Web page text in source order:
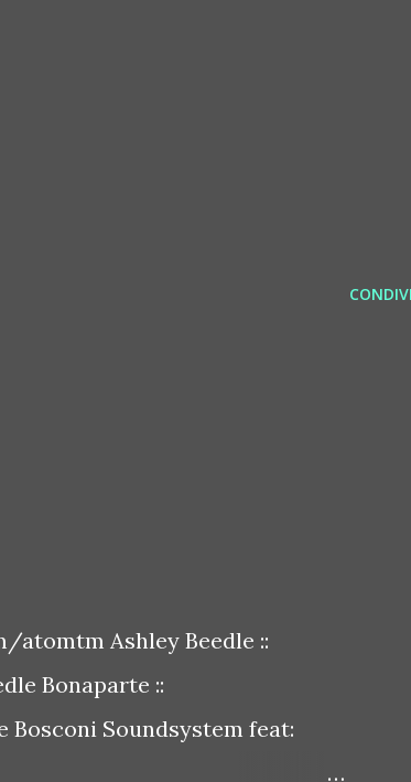
Ashley Beedle ::
Bonaparte ::
Soundsystem feat: